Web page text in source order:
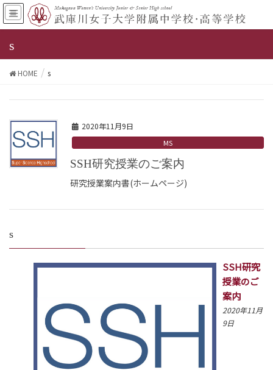
s
HOME s
2020年11月9日
MS
SSH研究授業のご案内
研究授業案内書(ホームページ)
s
SSH研究
授業のご
案内
2020年11月
9日